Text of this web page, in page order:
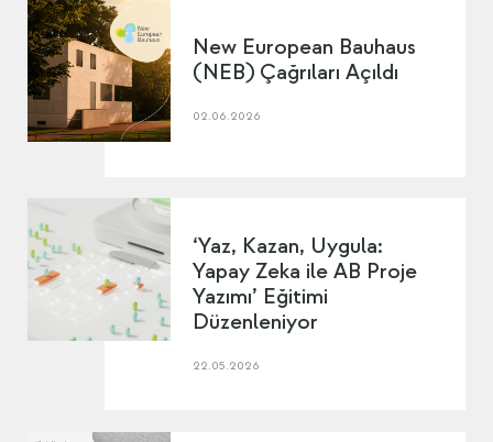
New European Bauhaus
(NEB) Çağrıları Açıldı
02.06.2026
‘Yaz, Kazan, Uygula:
Yapay Zeka ile AB Proje
Yazımı’ Eğitimi
Düzenleniyor
22.05.2026